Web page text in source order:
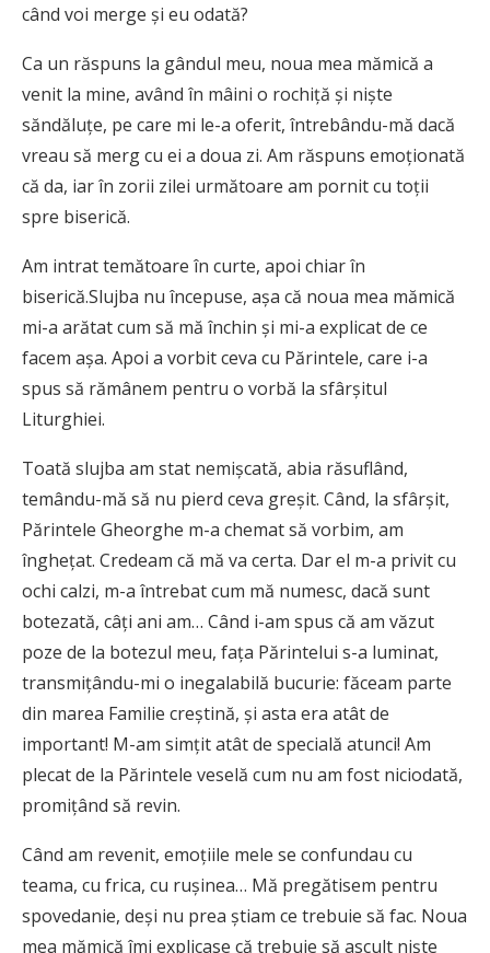
când voi merge şi eu odată?
Ca un răspuns la gândul meu, noua mea mămică a
venit la mine, având în mâini o rochiţă şi nişte
săndăluţe, pe care mi le-a oferit, întrebându-mă dacă
vreau să merg cu ei a doua zi. Am răspuns emoţionată
că da, iar în zorii zilei următoare am pornit cu toţii
spre biserică.
Am intrat temătoare în curte, apoi chiar în
biserică.Slujba nu începuse, aşa că noua mea mămică
mi-a arătat cum să mă închin şi mi-a explicat de ce
facem aşa. Apoi a vorbit ceva cu Părintele, care i-a
spus să rămânem pentru o vorbă la sfârşitul
Liturghiei.
Toată slujba am stat nemişcată, abia răsuflând,
temându-mă să nu pierd ceva greşit. Când, la sfârşit,
Părintele Gheorghe m-a chemat să vorbim, am
îngheţat. Credeam că mă va certa. Dar el m-a privit cu
ochi calzi, m-a întrebat cum mă numesc, dacă sunt
botezată, câţi ani am… Când i-am spus că am văzut
poze de la botezul meu, faţa Părintelui s-a luminat,
transmiţându-mi o inegalabilă bucurie: făceam parte
din marea Familie creştină, şi asta era atât de
important! M-am simţit atât de specială atunci! Am
plecat de la Părintele veselă cum nu am fost niciodată,
promiţând să revin.
Când am revenit, emoţiile mele se confundau cu
teama, cu frica, cu ruşinea… Mă pregătisem pentru
spovedanie, deşi nu prea ştiam ce trebuie să fac. Noua
mea mămică îmi explicase că trebuie să ascult nişte